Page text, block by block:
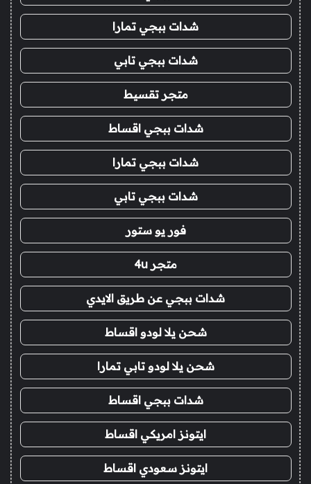
شدات ببجي تمارا
شدات ببجي تابي
متجر تقسيط
شدات ببجي اقساط
شدات ببجي تمارا
شدات ببجي تابي
فور يو ستور
متجر 4u
شدات ببجي عن طريق الايدي
شحن يلا لودو اقساط
شحن يلا لودو تابي تمارا
شدات ببجي اقساط
ايتونز امريكي اقساط
ايتونز سعودي اقساط